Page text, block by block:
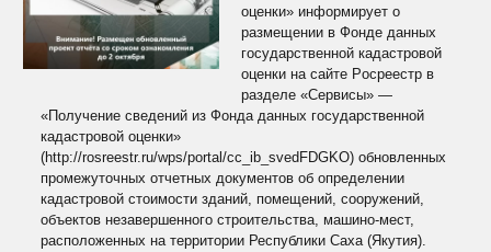
оценки» информирует о
размещении в Фонде данных
государственной кадастровой
оценки на сайте Pocpeecтр в
разделе «Сервисы» —
«Получение сведений из Фонда данных государственной
кадастровой оценки»
(http://rosreestr.ru/wps/portal/cc_ib_svedFDGKO) обновленных
промежуточных отчетных документов об определении
кадастровой стоимости зданий, помещений, сооружений,
объектов незавершенного строительства, машино-мест,
расположенных на территории Республики Саха (Якутия).